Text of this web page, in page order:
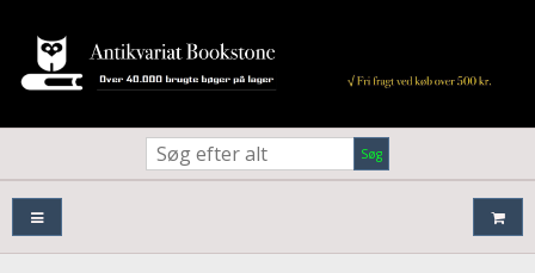
Søg